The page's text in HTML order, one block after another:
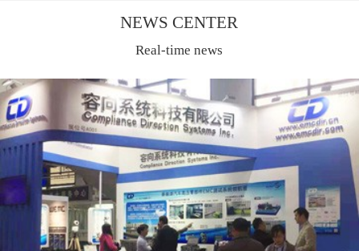
NEWS CENTER
Real-time news